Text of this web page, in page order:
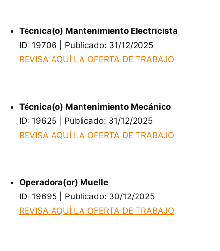
Técnica(o) Mantenimiento Electricista
ID: 19706 | Publicado: 31/12/2025
REVISA AQUÍ LA OFERTA DE TRABAJO
Técnica(o) Mantenimiento Mecánico
ID: 19625 | Publicado: 31/12/2025
REVISA AQUÍ LA OFERTA DE TRABAJO
Operadora(or) Muelle
ID: 19695 | Publicado: 30/12/2025
REVISA AQUÍ LA OFERTA DE TRABAJO